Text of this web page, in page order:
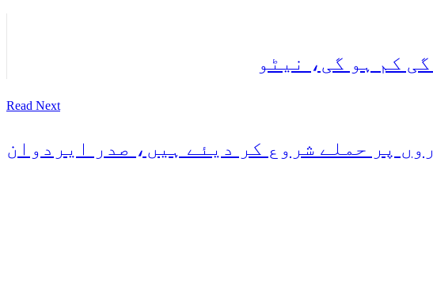
کم ہو گی، نیٹو
Read Next
پر حملے شروع کر دیئے ہیں، صدر ایردوان